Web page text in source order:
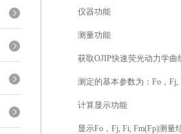
仪器功能
测量功能
获取OJIP快速荧光动力学曲
测定的基本参数为：Fo，Fj,
计算显示功能
显示Fo，Fj, Fi, Fm(Fp)测量